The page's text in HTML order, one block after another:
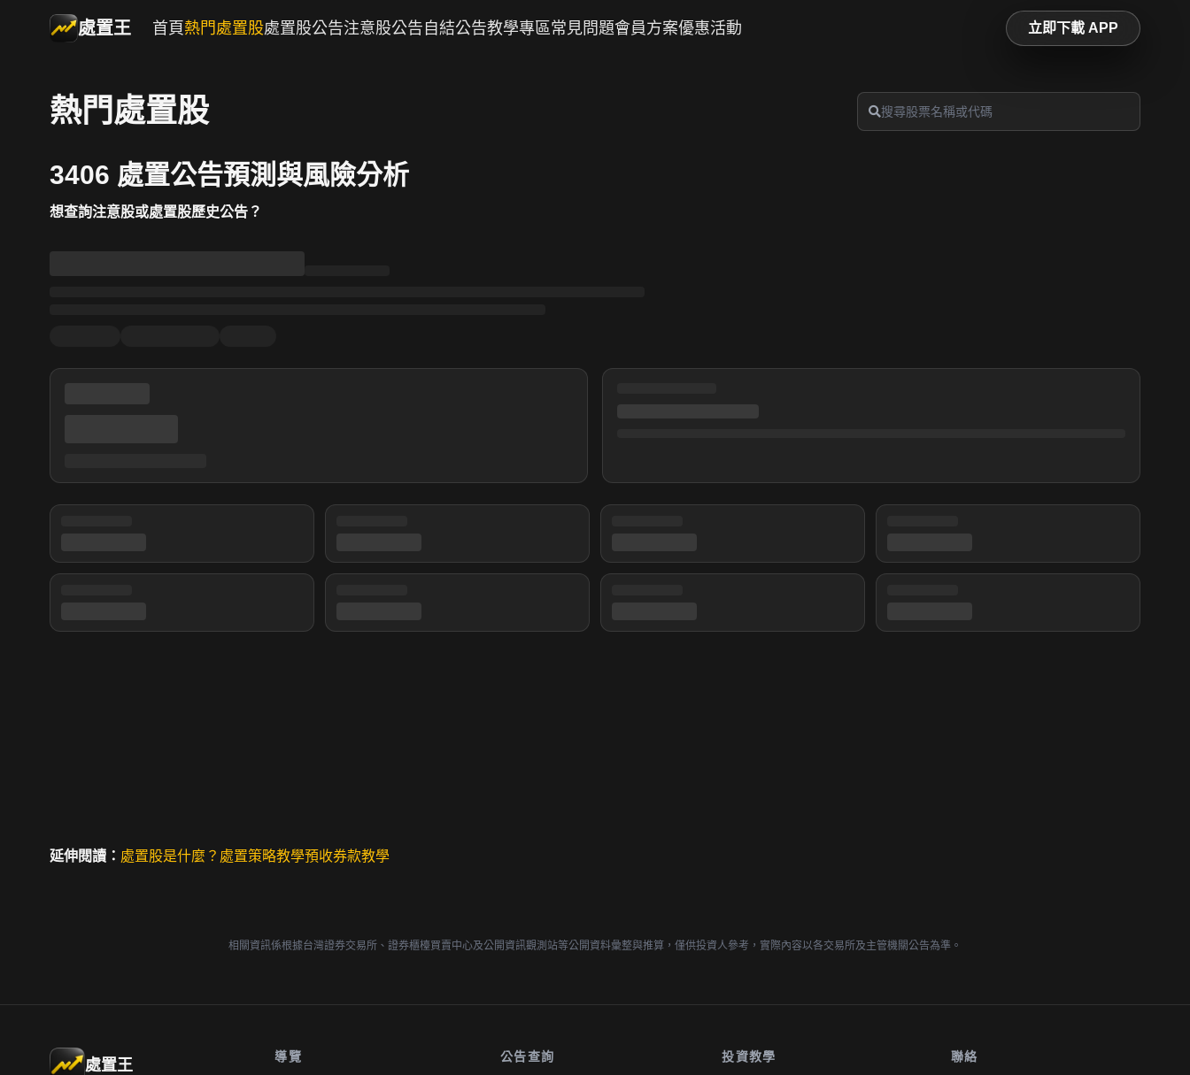
處置王 首頁 熱門處置股處置股公告注意股公告 自結公告教學專區常見問題會員方案優惠活動 立即下載 APP
熱門處置股
3406 處置公告預測與風險分析
想查詢注意股或處置股歷史公告？
延伸閱讀： 處置股是什麼？ 處置策略教學預收券款教學
相關資訊係根據台灣證券交易所、證券櫃檯買賣中心及公開資訊觀測站等公開資料彙整與推算，僅供投資人參考，實際內容以各交易所及主管機關公告為準。
處置王 導覽 公告查詢 投資教學 聯絡